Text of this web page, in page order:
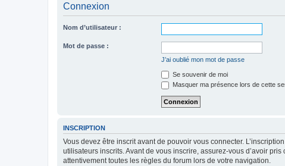
Connexion
Nom d’utilisateur :
Mot de passe :
J’ai oublié mon mot de passe
Se souvenir de moi
Masquer ma présence lors de cette
INSCRIPTION
Vous devez être inscrit avant de pouvoir vous connecter.
utilisateurs inscrits. Avant de vous inscrire, assurez-vous d’avoir
attentivement toutes les règles du forum lors de votre navigation.